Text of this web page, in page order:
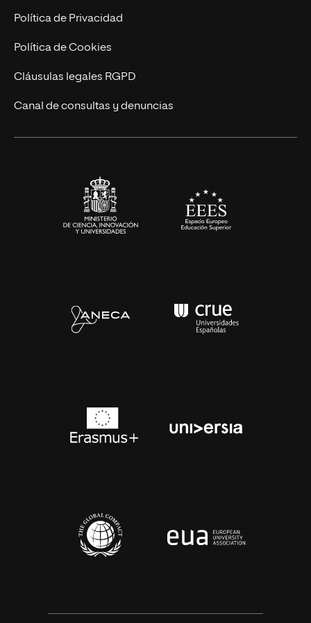
Postgrados
Cursos Universitarios
Trabaja en UNIR
Actualidad
UNIR Revista
Eventos
Política de Privacidad
Política de Cookies
Cláusulas legales RGPD
Canal de consultas y denuncias